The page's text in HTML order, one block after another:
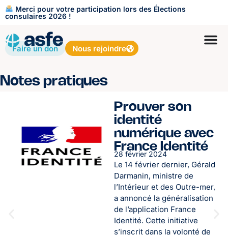
Merci pour votre participation lors des Élections
consulaires 2026 !
Faire un don Nous rejoindre
Notes pratiques
Prouver son
identité
numérique avec
France Identité
28 février 2024
Le 14 février dernier, Gérald
Darmanin, ministre de
l’Intérieur et des Outre-mer,
a annoncé la généralisation
de l’application France
Identité. Cette initiative
s’inscrit dans la volonté de